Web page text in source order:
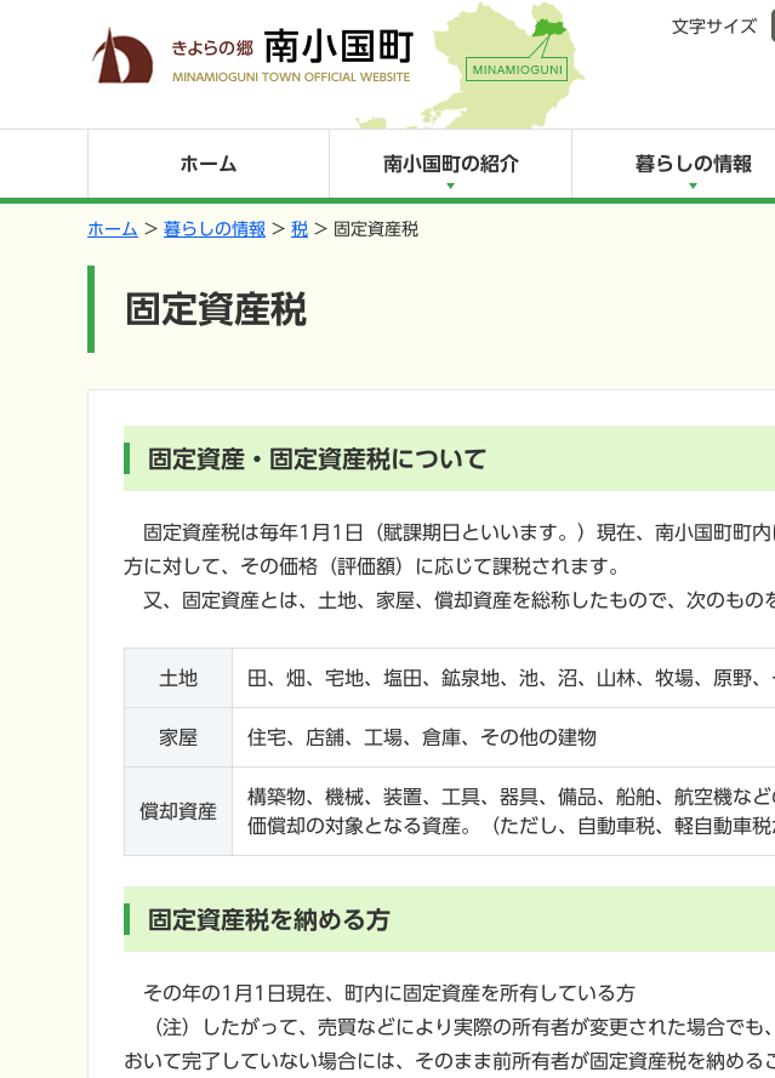
文字サイズ
ホーム 南小国町の紹介 暮らしの情報
ホーム 暮らしの情報 税 固定資産税
固定資産税
固定資産・固定資産税について
固定資産税は毎年1月1日（賦課期日といいます。）現在、南小国町町
方に対して、その価格（評価額）に応じて課税されます。
又、固定資産とは、土地、家屋、償却資産を総称したもので、次のもの
土地 田、畑、宅地、塩田、鉱泉地、池、沼、山林、牧場、原野
家屋 住宅、店舗、工場、倉庫、その他の建物
償却資産
構築物、機械、装置、工具、器具、備品、船舶、航空機な
価償却の対象となる資産。（ただし、自動車税、軽自動車税
固定資産税を納める方
その年の1月1日現在、町内に固定資産を所有している方
（注）したがって、売買などにより実際の所有者が変更された場合でも
おいて完了していない場合には、そのまま前所有者が固定資産税を納める